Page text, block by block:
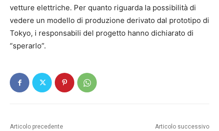
vetture elettriche. Per quanto riguarda la possibilità di
vedere un modello di produzione derivato dal prototipo di
Tokyo, i responsabili del progetto hanno dichiarato di
“sperarlo”.
Articolo precedente Articolo successivo